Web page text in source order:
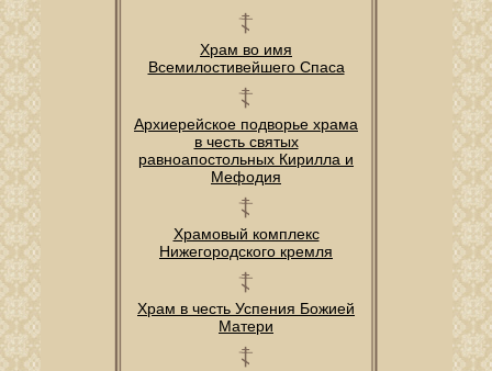
Храм во имя
Всемилостивейшего Спаса
Архиерейское подворье храма
в честь святых
равноапостольных Кирилла и
Мефодия
Храмовый комплекс
Нижегородского кремля
Храм в честь Успения Божией
Матери